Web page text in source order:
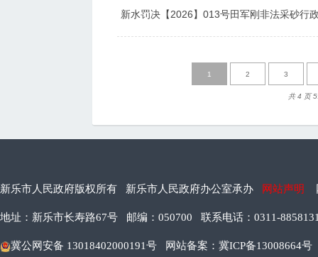
新水罚决【2026】013号田军刚非法采砂行
1 2 3
共 4 页